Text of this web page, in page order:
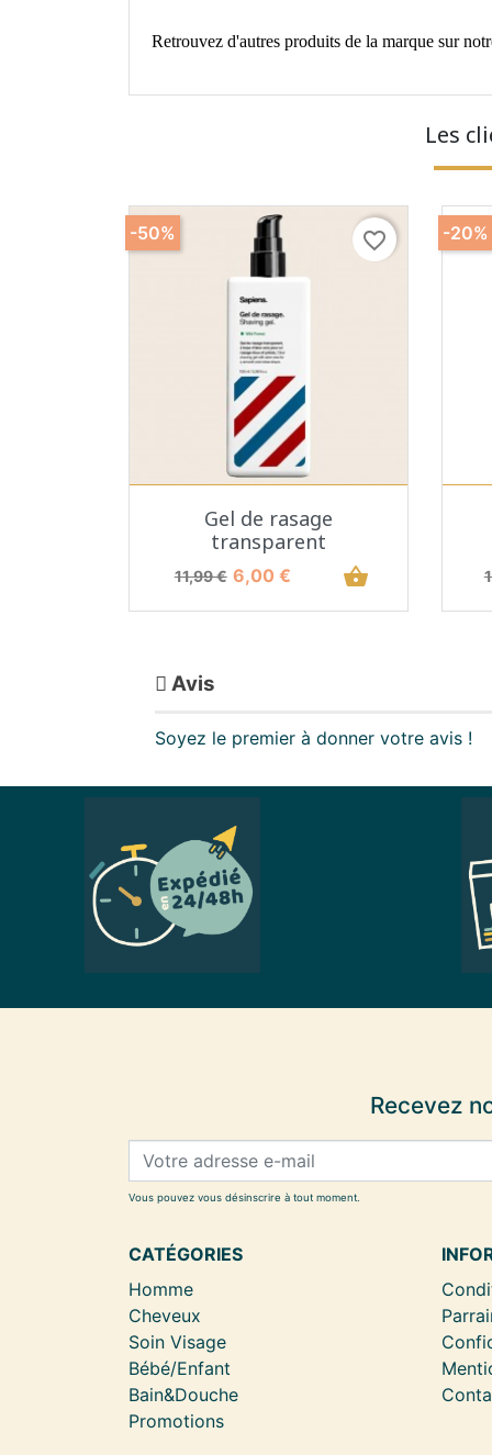
Retrouvez d'autres produits de la marque sur
Les
Aperçu rapide
favorite_border
Gel de rasage
transparent
Prix de base
11,99 € Prix
6,00 € shopping_basket
-50% -20%
Avis
Soyez le premier à donner votre avis !
Recevez
Vous pouvez vous désinscrire à tout moment.
CATÉGORIES
Homme
Cheveux
Soin Visage
Bébé/Enfant
Bain&Douche
Promotions